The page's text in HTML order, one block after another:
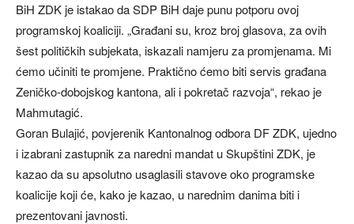
BiH ZDK je istakao da SDP BiH daje punu potporu ovoj
programskoj koaliciji. „Građani su, kroz broj glasova, za ovih
šest političkih subjekata, iskazali namjeru za promjenama. Mi
ćemo učiniti te promjene. Praktično ćemo biti servis građana
Zeničko-dobojskog kantona, ali i pokretač razvoja“, rekao je
Mahmutagić.
Goran Bulajić, povjerenik Kantonalnog odbora DF ZDK, ujedno
i izabrani zastupnik za naredni mandat u Skupštini ZDK, je
kazao da su apsolutno usaglasili stavove oko programske
koalicije koji će, kako je kazao, u narednim danima biti i
prezentovani javnosti.